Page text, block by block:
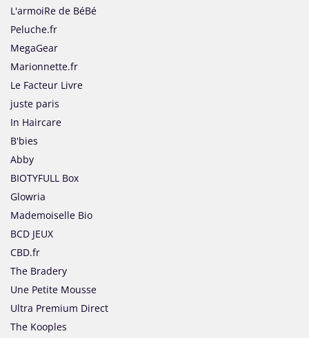
L'armoiRe de BéBé
Peluche.fr
MegaGear
Marionnette.fr
Le Facteur Livre
juste paris
In Haircare
B'bies
Abby
BIOTYFULL Box
Glowria
Mademoiselle Bio
BCD JEUX
CBD.fr
The Bradery
Une Petite Mousse
Ultra Premium Direct
The Kooples